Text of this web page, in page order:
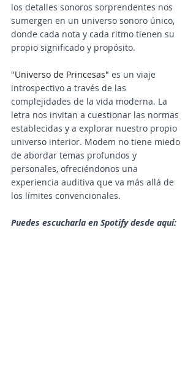
los detalles sonoros sorprendentes nos
sumergen en un universo sonoro único,
donde cada nota y cada ritmo tienen su
propio significado y propósito.
"Universo de Princesas" es un viaje
introspectivo a través de las
complejidades de la vida moderna. La
letra nos invitan a cuestionar las normas
establecidas y a explorar nuestro propio
universo interior. Modem no tiene miedo
de abordar temas profundos y
personales, ofreciéndonos una
experiencia auditiva que va más allá de
los límites convencionales.
Puedes escucharla en Spotify desde aquí: